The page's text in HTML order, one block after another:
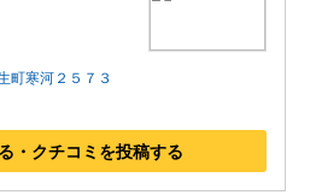
町寒河２５７３
・クチコミを投稿する